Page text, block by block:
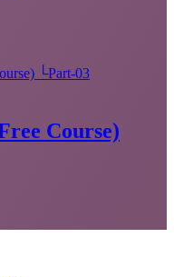
└Part-03
Course)